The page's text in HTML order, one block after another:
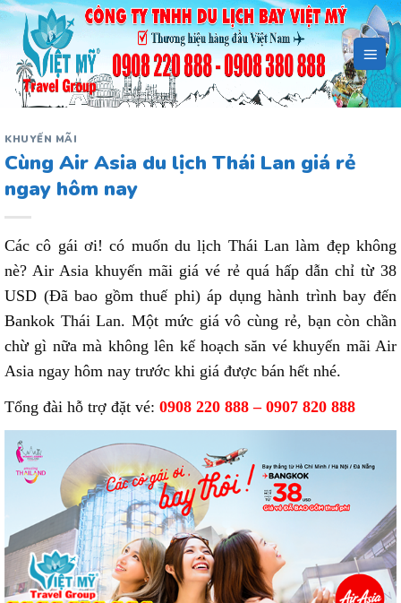
Bỏ
qua
dung
KHUYẾN MÃI
Cùng Air Asia du lịch Thái Lan giá rẻ
ngay hôm nay
Các cô gái ơi! có muốn du lịch Thái Lan làm đẹp không
nè? Air Asia khuyến mãi giá vé rẻ quá hấp dẫn chỉ từ 38
USD (Đã bao gồm thuế phi) áp dụng hành trình bay đến
Bankok Thái Lan. Một mức giá vô cùng rẻ, bạn còn chần
chừ gì nữa mà không lên kế hoạch săn vé khuyến mãi Air
Asia ngay hôm nay trước khi giá được bán hết nhé.
Tổng đài hỗ trợ đặt vé: 0908 220 888 – 0907 820 888